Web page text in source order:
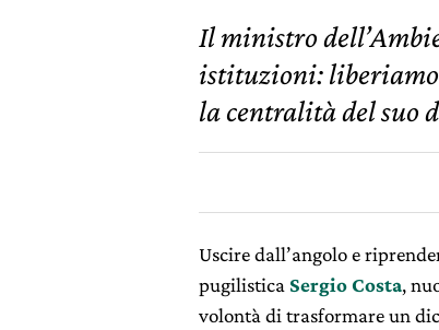
Il ministro
istituzioni:
la centralità del suo
Uscire dall’angolo e
pugilistica Sergio Costa,
volontà di trasformare un